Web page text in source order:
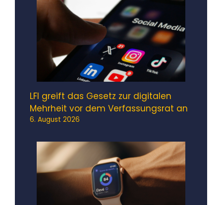
LFI greift das Gesetz zur digitalen
Mehrheit vor dem Verfassungsrat an
6. August 2026